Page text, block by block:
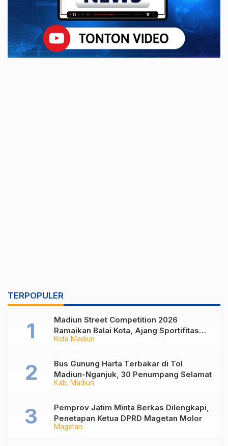
TERPOPULER
Kota Madiun
Madiun Street Competition 2026
Ramaikan Balai Kota, Ajang Sportifitas
Anak Muda dari Basket 3×3 hingga Mural
Kab. Madiun
Bus Gunung Harta Terbakar di Tol
Madiun-Nganjuk, 30 Penumpang Selamat
Magetan
Pemprov Jatim Minta Berkas Dilengkapi,
Penetapan Ketua DPRD Magetan Molor